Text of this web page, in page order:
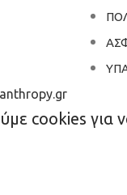
cookies για